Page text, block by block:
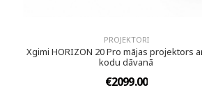
PROJEKTORI
Xgimi HORIZON 20 Pro mājas projektors
kodu dāvanā
€2099.00